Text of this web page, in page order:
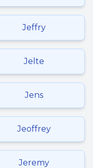
Jeffry
Jelte
Jens
Jeoffrey
Jeremy